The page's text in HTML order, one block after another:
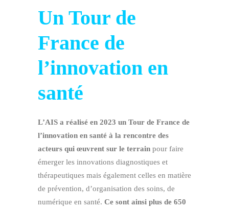
Un Tour de
France de
l’innovation en
santé
L’AIS a réalisé en 2023 un Tour de France de
l’innovation en santé à la rencontre des
acteurs qui œuvrent sur le terrain pour faire
émerger les innovations diagnostiques et
thérapeutiques mais également celles en matière
de prévention, d’organisation des soins, de
numérique en santé. Ce sont ainsi plus de 650